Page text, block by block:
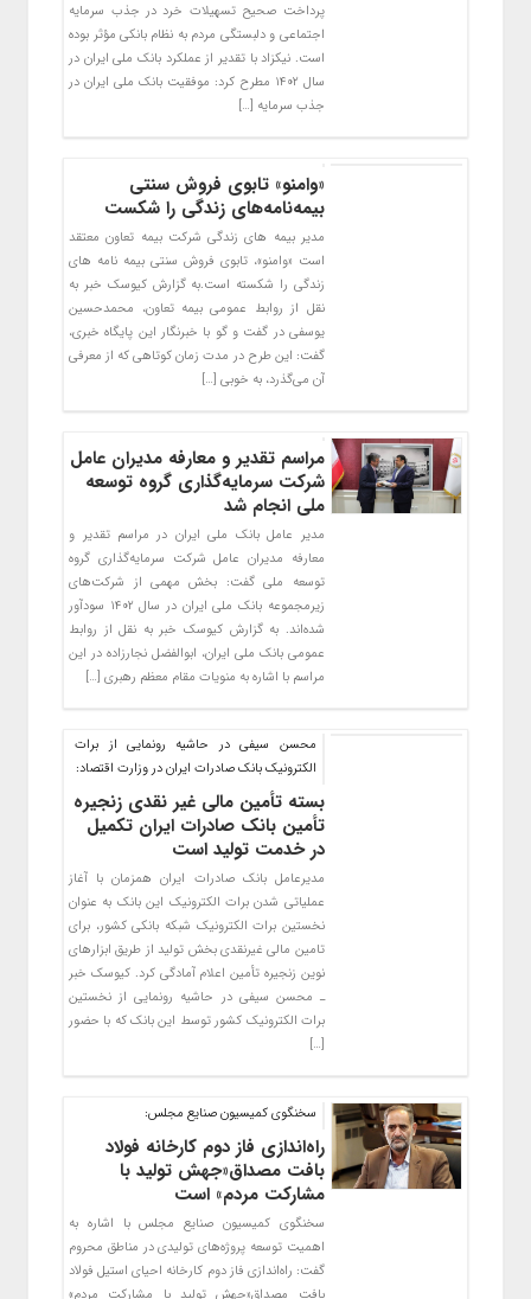
پرداخت صحیح تسهیلات خرد در جذب سرمایه
اجتماعی و دلبستگی مردم به نظام بانکی مؤثر بوده
است. نیکزاد با تقدیر از عملکرد بانک ملی ایران در
سال ۱۴۰۲ مطرح کرد: موفقیت بانک ملی ایران در
جذب سرمایه […]
«وامنو» تابوی فروش سنتی
بیمه‌نامه‌های زندگی را شکست
مدیر بیمه های زندگی شرکت بیمه تعاون معتقد
است «وامنو»، تابوی فروش سنتی بیمه نامه های
زندگی را شکسته است.به گزارش کیوسک خبر به
نقل از روابط عمومی بیمه تعاون، محمدحسین
یوسفی در گفت و گو با خبرنگار این پایگاه خبری،
گفت: این طرح در مدت زمان کوتاهی که از معرفی
آن می‌گذرد، به خوبی […]
مراسم تقدیر و معارفه مدیران عامل
شرکت سرمایه‌گذاری گروه توسعه
ملی انجام شد
مدیر عامل بانک ملی ایران در مراسم تقدیر و
معارفه مدیران عامل شرکت سرمایه‌گذاری گروه
توسعه ملی گفت: بخش مهمی از شرکت‌های
زیرمجموعه بانک ملی ایران در سال ۱۴۰۲ سودآور
شده‌اند. به گزارش کیوسک خبر به نقل از روابط
عمومی بانک ملی ایران، ابوالفضل نجارزاده در این
مراسم با اشاره به منویات مقام معظم رهبری […]
محسن سیفی در حاشیه رونمایی از برات
الکترونیک بانک صادرات ایران در وزارت اقتصاد:
بسته تأمین مالی غیر نقدی زنجیره
تأمین بانک صادرات ایران تکمیل
در خدمت تولید است
​مدیرعامل بانک صادرات ایران همزمان با آغاز
عملیاتی شدن برات الکترونیک این بانک به عنوان
نخستین برات الکترونیک شبکه بانکی کشور، برای
تامین مالی غیرنقدی بخش تولید از طریق ابزارهای
نوین زنجیره تأمین اعلام آمادگی کرد. کیوسک خبر
ـ محسن سیفی در حاشیه رونمایی از نخستین
برات الکترونیک کشور توسط این بانک که با حضور
[…]
سخنگوی کمیسیون صنایع مجلس:
راه‌اندازی فاز دوم کارخانه فولاد
بافت مصداق«جهش تولید با
مشارکت مردم» است
سخنگوی کمیسیون صنایع مجلس با اشاره به
اهمیت توسعه پروژه‌های تولیدی در مناطق محروم
گفت: راه‌اندازی فاز دوم کارخانه احیای استیل فولاد
بافت مصداق«جهش تولید با مشارکت مردم»